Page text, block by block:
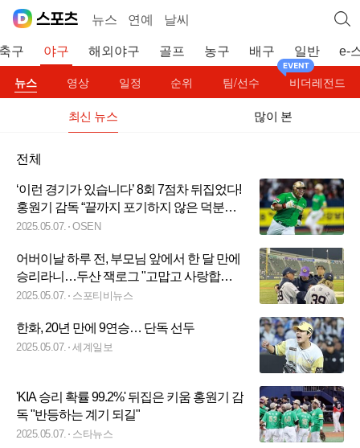
뉴스 연예 날씨
구 야구 해외야구 골프 농구 배구 일반 e-
뉴스 영상 일정 순위 팀/선수 비더레전드
최신 뉴스 많이 본
전체
‘이런 경기가 있습니다’ 8회 7점차 뒤집었다!
홍원기 감독 “끝까지 포기하지 않은 덕분에
대역전극 만들었다” [오!쎈 고척]
2025.05.07. OSEN
어버이날 하루 전, 부모님 앞에서 한 달 만에
승리라니…두산 잭로그 "고맙고 사랑합니
다"
2025.05.07. 스포티비뉴스
한화, 20년 만에 9연승… 단독 선두
2025.05.07. 세계일보
'KIA 승리 확률 99.2%' 뒤집은 키움 홍원기 감
독 "반등하는 계기 되길"
2025.05.07. 스타뉴스